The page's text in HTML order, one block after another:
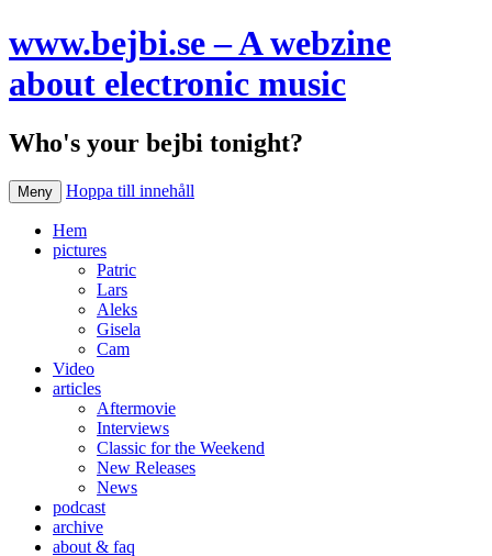
www.bejbi.se – A webzine
about electronic music
Who's your bejbi tonight?
Meny Hoppa till innehåll
Hem
pictures
Patric
Lars
Aleks
Gisela
Cam
Video
articles
Aftermovie
Interviews
Classic for the Weekend
New Releases
News
podcast
archive
about & faq